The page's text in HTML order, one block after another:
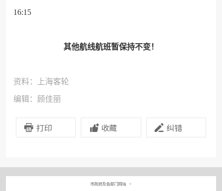
16:15
其他航线航班暂保持不变！
资料：上海客轮
编辑：顾佳丽
打印 收藏 纠错
市政府及各部门网站